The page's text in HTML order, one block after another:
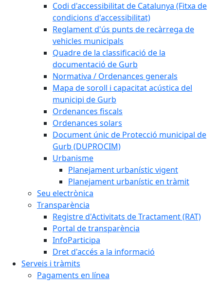
Codi d'accessibilitat de Catalunya (Fitxa de
condicions d'accessibilitat)
Reglament d'ús punts de recàrrega de
vehicles municipals
Quadre de la classificació de la
documentació de Gurb
Normativa / Ordenances generals
Mapa de soroll i capacitat acústica del
municipi de Gurb
Ordenances fiscals
Ordenances solars
Document únic de Protecció municipal de
Gurb (DUPROCIM)
Urbanisme
Planejament urbanístic vigent
Planejament urbanístic en tràmit
Seu electrònica
Transparència
Registre d'Activitats de Tractament (RAT)
Portal de transparència
InfoParticipa
Dret d'accés a la informació
Serveis i tràmits
Pagaments en línea